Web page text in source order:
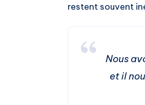
restent souvent
Nous
et il